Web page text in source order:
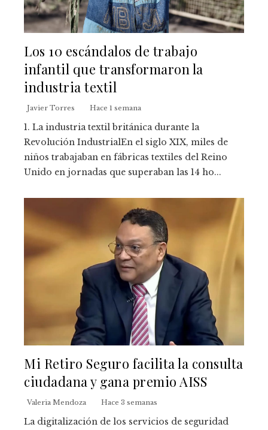
Los 10 escándalos de trabajo
infantil que transformaron la
industria textil
Javier Torres Hace 1 semana
1. La industria textil británica durante la
Revolución IndustrialEn el siglo XIX, miles de
niños trabajaban en fábricas textiles del Reino
Unido en jornadas que superaban las 14 ho...
Mi Retiro Seguro facilita la consulta
ciudadana y gana premio AISS
Valeria Mendoza Hace 3 semanas
La digitalización de los servicios de seguridad